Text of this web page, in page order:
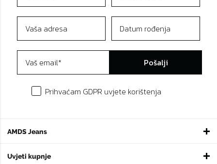
AMDS Jeans
Uvjeti kupnje
Pošalji
Prihvaćam GDPR uvjete korištenja